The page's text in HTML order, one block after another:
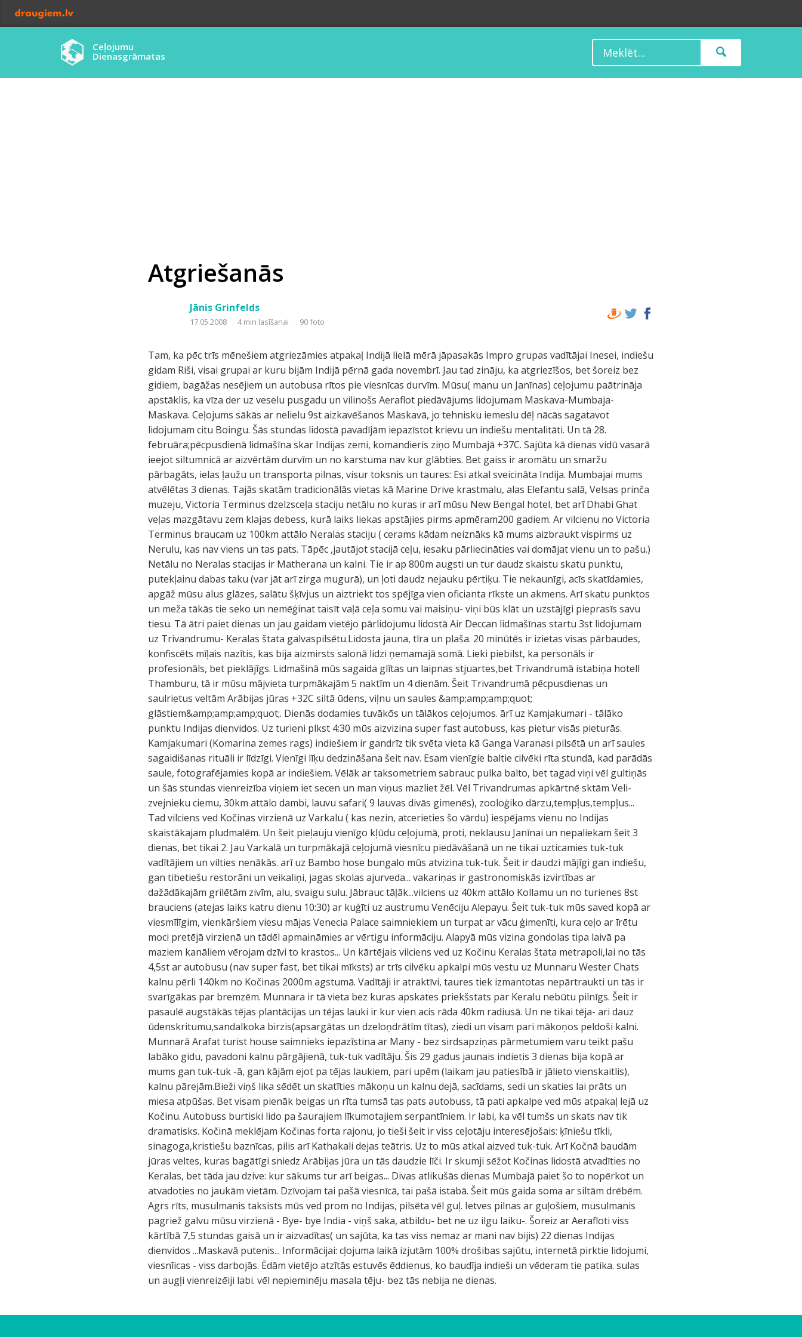
Ceļojumu
Dienasgrāmatas
Atgriešanās
Jānis Grinfelds
17.05.2008 4 min lasīšanai 90 foto
Tam, ka pēc trīs mēnešiem atgriezāmies atpakaļ Indijā lielā mērā jāpasakās Impro grupas vadītājai Inesei, indiešu
gidam Riši, visai grupai ar kuru bijām Indijā pērnā gada novembrī. Jau tad zināju, ka atgriezīšos, bet šoreiz bez
gidiem, bagāžas nesējiem un autobusa rītos pie viesnīcas durvīm. Mūsu( manu un Janīnas) ceļojumu paātrināja
apstāklis, ka vīza der uz veselu pusgadu un vilinošs Aeraflot piedāvājums lidojumam Maskava-Mumbaja-
Maskava. Ceļojums sākās ar nelielu 9st aizkavēšanos Maskavā, jo tehnisku iemeslu dēļ nācās sagatavot
lidojumam citu Boingu. Šās stundas lidostā pavadījām iepazīstot krievu un indiešu mentalitāti. Un tā 28.
februāra;pēcpusdienā lidmašīna skar Indijas zemi, komandieris ziņo Mumbajā +37C. Sajūta kā dienas vidū vasarā
ieejot siltumnicā ar aizvērtām durvīm un no karstuma nav kur glābties. Bet gaiss ir aromātu un smaržu
pārbagāts, ielas ļaužu un transporta pilnas, visur toksnis un taures: Esi atkal sveicināta Indija. Mumbajai mums
atvēlētas 3 dienas. Tajās skatām tradicionālās vietas kā Marine Drive krastmalu, alas Elefantu salā, Velsas prinča
muzeju, Victoria Terminus dzelzsceļa staciju netālu no kuras ir arī mūsu New Bengal hotel, bet arī Dhabi Ghat
veļas mazgātavu zem klajas debess, kurā laiks liekas apstājies pirms apmēram200 gadiem. Ar vilcienu no Victoria
Terminus braucam uz 100km attālo Neralas staciju ( cerams kādam neiznāks kā mums aizbraukt vispirms uz
Nerulu, kas nav viens un tas pats. Tāpēc ,jautājot stacijā ceļu, iesaku pārliecināties vai domājat vienu un to pašu.)
Netālu no Neralas stacijas ir Matherana un kalni. Tie ir ap 800m augsti un tur daudz skaistu skatu punktu,
putekļainu dabas taku (var jāt arī zirga mugurā), un ļoti daudz nejauku pērtiķu. Tie nekaunīgi, acīs skatīdamies,
apgāž mūsu alus glāzes, salātu šķīvjus un aiztriekt tos spējīga vien oficianta rīkste un akmens. Arī skatu punktos
un meža tākās tie seko un nemēģinat taisīt vaļā ceļa somu vai maisiņu- viņi būs klāt un uzstājīgi pieprasīs savu
tiesu. Tā ātri paiet dienas un jau gaidam vietējo pārlidojumu lidostā Air Deccan lidmašīnas startu 3st lidojumam
uz Trivandrumu- Keralas štata galvaspilsētu.Lidosta jauna, tīra un plaša. 20 minūtēs ir izietas visas pārbaudes,
konfiscēts mīļais nazītis, kas bija aizmirsts salonā lidzi ņemamajā somā. Lieki piebilst, ka personāls ir
profesionāls, bet pieklājīgs. Lidmašinā mūs sagaida glītas un laipnas stjuartes,bet Trivandrumā istabiņa hotell
Thamburu, tā ir mūsu mājvieta turpmākajām 5 naktīm un 4 dienām. Šeit Trivandrumā pēcpusdienas un
saulrietus veltām Arābijas jūras +32C siltā ūdens, viļnu un saules &amp;amp;amp;quot;
glāstiem&amp;amp;amp;quot;. Dienās dodamies tuvākōs un tālākos ceļojumos. ārī uz Kamjakumari - tālāko
punktu Indijas dienvidos. Uz turieni plkst 4:30 mūs aizvizina super fast autobuss, kas pietur visās pieturās.
Kamjakumari (Komarina zemes rags) indiešiem ir gandrīz tik svēta vieta kā Ganga Varanasi pilsētā un arī saules
sagaidišanas rituāli ir līdzīgi. Vienīgi līķu dedzināšana šeit nav. Esam vienīgie baltie cilvēki rīta stundā, kad parādās
saule, fotografējamies kopā ar indiešiem. Vēlāk ar taksometriem sabrauc pulka balto, bet tagad viņi vēl gultiņās
un šās stundas vienreizība viņiem iet secen un man viņus mazliet žēl. Vēl Trivandrumas apkārtnē sktām Veli-
zvejnieku ciemu, 30km attālo dambi, lauvu safari( 9 lauvas divās gimenēs), zooloģiko dārzu,tempļus,tempļus...
Tad vilciens ved Kočinas virzienā uz Varkalu ( kas nezin, atcerieties šo vārdu) iespējams vienu no Indijas
skaistākajam pludmalēm. Un šeit pieļauju vienīgo kļūdu ceļojumā, proti, neklausu Janīnai un nepaliekam šeit 3
dienas, bet tikai 2. Jau Varkalā un turpmākajā ceļojumā viesnīcu piedāvāšanā un ne tikai uzticamies tuk-tuk
vadītājiem un vilties nenākās. arī uz Bambo hose bungalo mūs atvizina tuk-tuk. Šeit ir daudzi mājīgi gan indiešu,
gan tibetiešu restorāni un veikaliņi, jagas skolas ajurveda... vakariņas ir gastronomiskās izvirtības ar
dažādākajām grilētām zivīm, alu, svaigu sulu. Jābrauc tāļāk...vilciens uz 40km attālo Kollamu un no turienes 8st
brauciens (atejas laiks katru dienu 10:30) ar kuģīti uz austrumu Venēciju Alepayu. Šeit tuk-tuk mūs saved kopā ar
viesmīlīgim, vienkāršiem viesu mājas Venecia Palace saimniekiem un turpat ar vācu ģimenīti, kura ceļo ar īrētu
moci pretējā virzienā un tādēl apmaināmies ar vērtigu informāciju. Alapyā mūs vizina gondolas tipa laivā pa
maziem kanāliem vērojam dzīvi to krastos... Un kārtējais vilciens ved uz Kočinu Keralas štata metrapoli,lai no tās
4,5st ar autobusu (nav super fast, bet tikai mīksts) ar trīs cilvēku apkalpi mūs vestu uz Munnaru Wester Chats
kalnu pērli 140km no Kočinas 2000m agstumā. Vadītāji ir atraktīvi, taures tiek izmantotas nepārtraukti un tās ir
svarīgākas par bremzēm. Munnara ir tā vieta bez kuras apskates priekšstats par Keralu nebūtu pilnīgs. Šeit ir
pasaulē augstākās tējas plantācijas un tējas lauki ir kur vien acis rāda 40km radiusā. Un ne tikai tēja- ari dauz
ūdenskritumu,sandalkoka birzis(apsargātas un dzeloņdrātīm tītas), ziedi un visam pari mākoņos peldoši kalni.
Munnarā Arafat turist house saimnieks iepazīstina ar Many - bez sirdsapziņas pārmetumiem varu teikt pašu
labāko gidu, pavadoni kalnu pārgājienā, tuk-tuk vadītāju. Šis 29 gadus jaunais indietis 3 dienas bija kopā ar
mums gan tuk-tuk -ā, gan kājām ejot pa tējas laukiem, pari upēm (laikam jau patiesībā ir jālieto vienskaitlis),
kalnu pārejām.Bieži viņš lika sēdēt un skatīties mākoņu un kalnu dejā, sacīdams, sedi un skaties lai prāts un
miesa atpūšas. Bet visam pienāk beigas un rīta tumsā tas pats autobuss, tā pati apkalpe ved mūs atpakaļ lejā uz
Kočinu. Autobuss burtiski lido pa šaurajiem līkumotajiem serpantīniem. Ir labi, ka vēl tumšs un skats nav tik
dramatisks. Kočinā meklējam Kočinas forta rajonu, jo tieši šeit ir viss ceļotāju interesējošais: ķīniešu tīkli,
sinagoga,kristiešu baznīcas, pilis arī Kathakali dejas teātris. Uz to mūs atkal aizved tuk-tuk. Arī Kočnā baudām
jūras veltes, kuras bagātīgi sniedz Arābijas jūra un tās daudzie līči. Ir skumji sēžot Kočinas lidostā atvadīties no
Keralas, bet tāda jau dzive: kur sākums tur arī beigas... Divas atlikušās dienas Mumbajā paiet šo to nopērkot un
atvadoties no jaukām vietām. Dzīvojam tai pašā viesnīcā, tai pašā istabā. Šeit mūs gaida soma ar siltām drēbēm.
Agrs rīts, musulmanis taksists mūs ved prom no Indijas, pilsēta vēl guļ. Ietves pilnas ar guļošiem, musulmanis
pagriež galvu mūsu virzienā - Bye- bye India - viņš saka, atbildu- bet ne uz ilgu laiku-. Šoreiz ar Aerafloti viss
kārtībā 7,5 stundas gaisā un ir aizvadītas( un sajūta, ka tas viss nemaz ar mani nav bijis) 22 dienas Indijas
dienvidos ...Maskavā putenis... Informācijai: cļojuma laikā izjutām 100% drošibas sajūtu, internetā pirktie lidojumi,
viesnīicas - viss darbojās. Ēdām vietējo atzītās estuvēs ēddienus, ko baudīja indieši un vēderam tie patika. sulas
un augļi vienreizēiji labi. vēl nepieminēju masala tēju- bez tās nebija ne dienas.